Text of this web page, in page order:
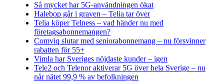
Så mycket har 5G-användningen ökat
Halebop går i graven – Telia tar över
Telia köper Telness – vad händer nu med
företagsabonnemangen?
Comviq slutar med seniorabonnemang – nu försvinner
rabatten för 55+
Vimla har Sveriges nöjdaste kunder – igen
Tele2 och Telenor aktiverar 5G över hela Sverige – nu
når nätet 99,9 % av befolkningen